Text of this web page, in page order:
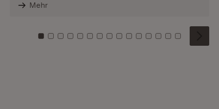
Mehr
Zu Kachel: 0
Zu Kachel: 1
Zu Kachel: 2
Zu Kachel: 3
Zu Kachel: 4
Zu Kachel: 5
Zu Kachel: 6
Zu Kachel: 7
Zu Kachel: 8
Zu Kachel: 9
Zu Kachel: 10
Zu Kachel: 11
Zu Kachel: 12
Zu Kachel:
Zu